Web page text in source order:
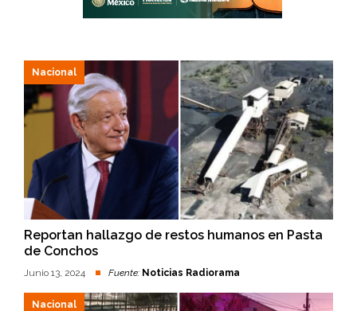
Nacional
Reportan hallazgo de restos humanos en Pasta
de Conchos
Junio 13, 2024 Fuente: Noticias Radiorama
Nacional